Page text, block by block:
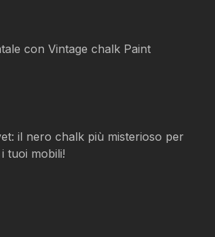
con Vintage chalk Paint
il nero chalk più misterioso per
tuoi mobili!